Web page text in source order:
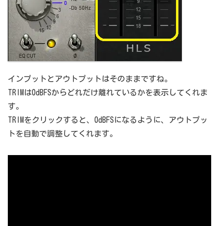
インプットとアウトプットはそのままですね。
TRIMは0dBFSからどれだけ離れているかを表示してくれま
す。
TRIMをクリックすると、0dBFSになるように、アウトプッ
トを自動で調整してくれます。